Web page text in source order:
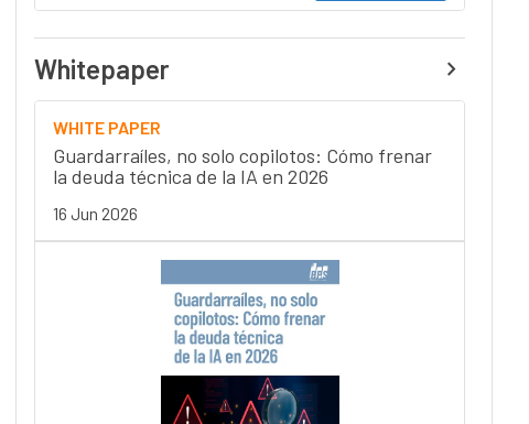
Whitepaper
WHITE PAPER
Guardarraíles, no solo copilotos: Cómo frenar
la deuda técnica de la IA en 2026
16 Jun 2026